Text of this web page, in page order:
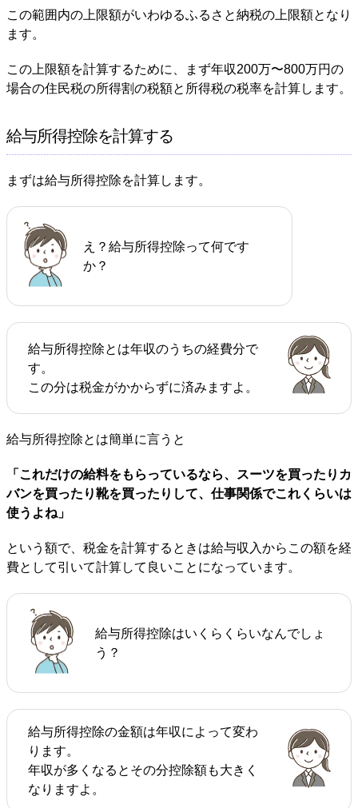
この範囲内の上限額がいわゆるふるさと納税の上限額となり
ます。
この上限額を計算するために、まず年収200万〜800万円の
場合の住民税の所得割の税額と所得税の税率を計算します。
給与所得控除を計算する
まずは給与所得控除を計算します。
え？給与所得控除って何です
か？
給与所得控除とは年収のうちの経費分で
す。
この分は税金がかからずに済みますよ。
給与所得控除とは簡単に言うと
「これだけの給料をもらっているなら、スーツを買ったりカ
バンを買ったり靴を買ったりして、仕事関係でこれくらいは
使うよね」
という額で、税金を計算するときは給与収入からこの額を経
費として引いて計算して良いことになっています。
給与所得控除はいくらくらいなんでしょ
う？
給与所得控除の金額は年収によって変わ
ります。
年収が多くなるとその分控除額も大きく
なりますよ。